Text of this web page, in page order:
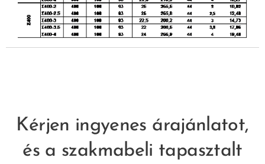
Kérjen ingyenes árajánlatot,
és a szakmabeli tapasztalt